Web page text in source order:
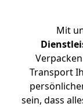
Mit
Transport
sein, dass